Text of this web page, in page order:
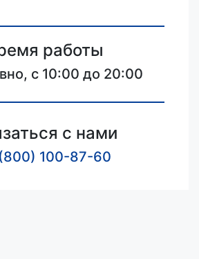
работы
с 10:00 до 20:00
с нами
100-87-60